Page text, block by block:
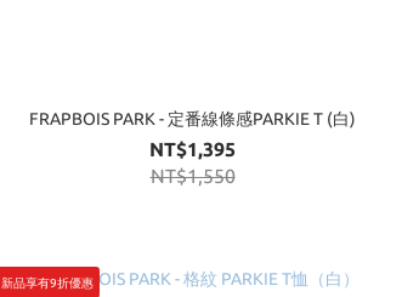
FRAPBOIS PARK - 定番線條感PARKIE T (白)
NT$1,395
NT$1,550
新品享有9折優惠